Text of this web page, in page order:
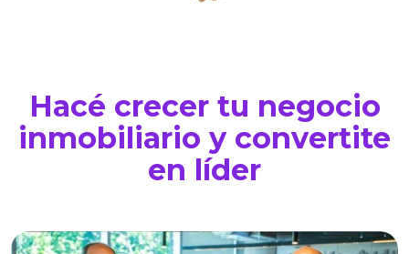
Hacé crecer tu negocio
inmobiliario y convertite
en líder